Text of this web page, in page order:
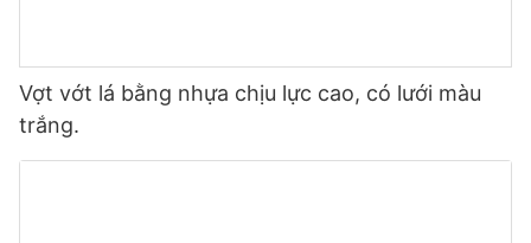
Vợt vớt lá bằng nhựa chịu lực cao, có lưới màu
trắng.